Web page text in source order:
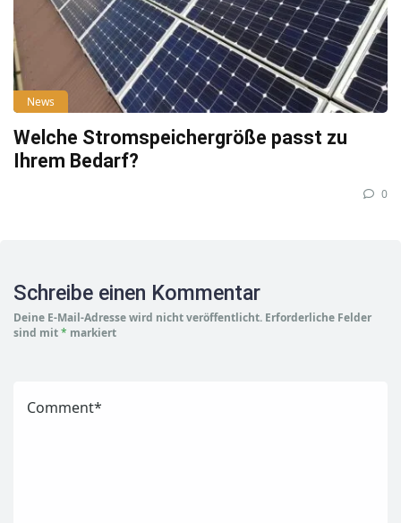
News
Welche Stromspeichergröße passt zu
Ihrem Bedarf?
0
Schreibe einen Kommentar
Deine E-Mail-Adresse wird nicht veröffentlicht. Erforderliche Felder
sind mit* markiert